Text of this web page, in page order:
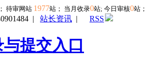
待审网站 1977站； 当月收录0站; 今日审核0站；
| 站长资讯 | RSS
提交入口